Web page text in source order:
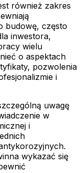
również zakres
budowę, często
inwestora,
wielu
o aspektach
pozwolenia
i
uwagę
w
i
wykazać się